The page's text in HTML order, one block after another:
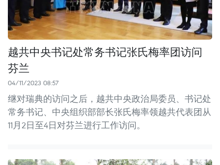
越共中央书记处常务书记张氏梅率团访问
芬兰
04/11/2023 08:57
继对瑞典的访问之后，越共中央政治局委员、书记处
常务书记、中央组织部部长张氏梅率领越共代表团从
11月2日至4日对芬兰进行工作访问。